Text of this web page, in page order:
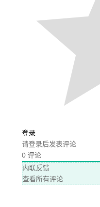
登录
请登录后发表评论
0评论
内联反馈
查看所有评论